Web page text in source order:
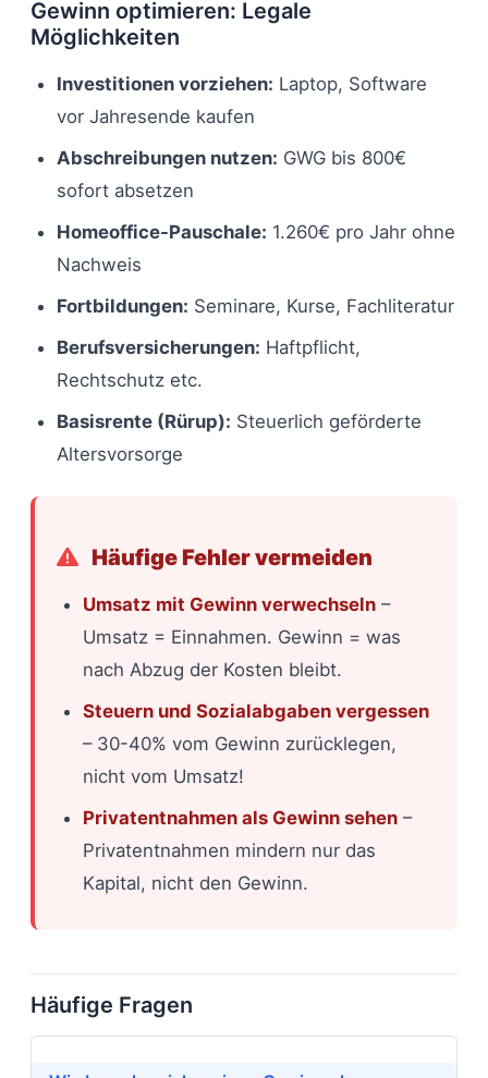
Gewinn optimieren: Legale
Möglichkeiten
Investitionen vorziehen: Laptop, Software
vor Jahresende kaufen
Abschreibungen nutzen: GWG bis 800€
sofort absetzen
Homeoffice-Pauschale: 1.260€ pro Jahr ohne
Nachweis
Fortbildungen: Seminare, Kurse, Fachliteratur
Berufsversicherungen: Haftpflicht,
Rechtschutz etc.
Basisrente (Rürup): Steuerlich geförderte
Altersvorsorge
Häufige Fehler vermeiden
Umsatz mit Gewinn verwechseln –
Umsatz = Einnahmen. Gewinn = was
nach Abzug der Kosten bleibt.
Steuern und Sozialabgaben vergessen
– 30-40% vom Gewinn zurücklegen,
nicht vom Umsatz!
Privatentnahmen als Gewinn sehen –
Privatentnahmen mindern nur das
Kapital, nicht den Gewinn.
Häufige Fragen